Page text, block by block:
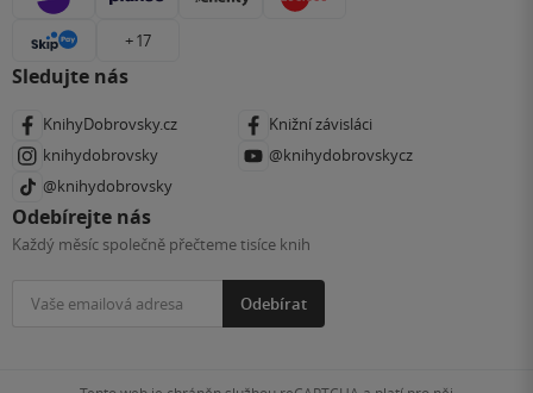
+ 17
Sledujte nás
KnihyDobrovsky.cz
Knižní závisláci
knihydobrovsky
@knihydobrovskycz
@knihydobrovsky
Odebírejte nás
Každý měsíc společně přečteme tisíce knih
Odebírat